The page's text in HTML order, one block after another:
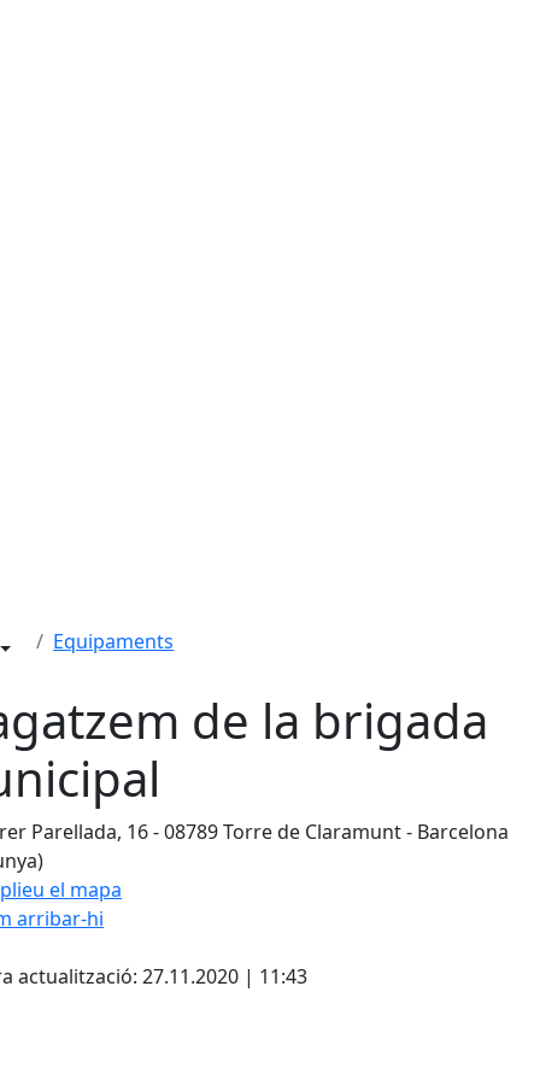
Equipaments
de la brigada
Parellada, 16 - 08789 Torre de Claramunt - Barcelona
el mapa
arribar-hi
actualització: 27.11.2020 | 11:43